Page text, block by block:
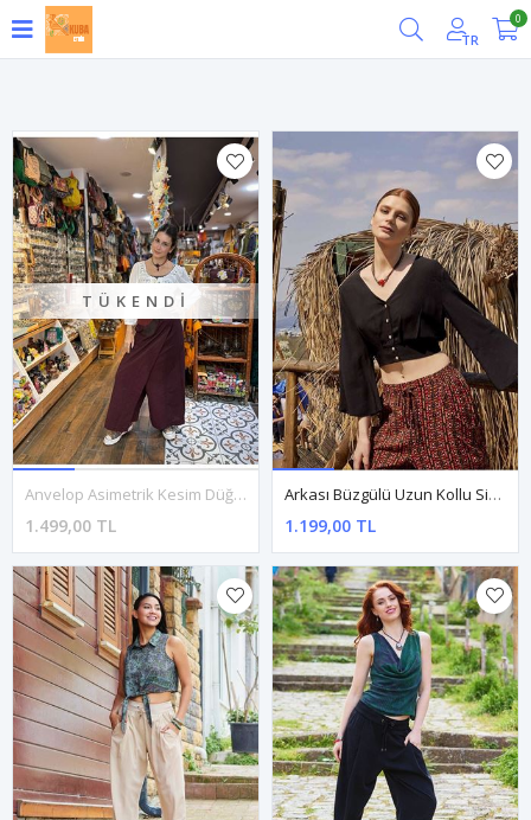
TR
0
TÜKENDI
Anvelop Asimetrik Kesim Düğme Detaylı Kırmızı Kadın Bohem Pantolon
1.499,00 TL
Arkası Büzgülü Uzun Kollu Siyah Bohem Bluz
1.199,00 TL